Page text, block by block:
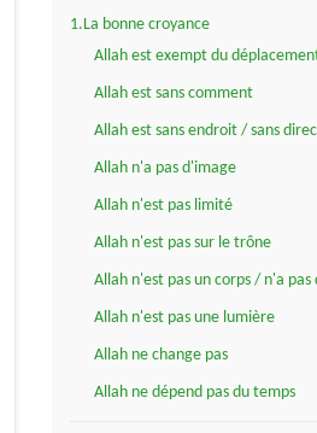
1.La bonne croyance
Allah est exempt du
Allah est sans comment
Allah est sans endroit / sans
Allah n'a pas d'image
Allah n'est pas limité
Allah n'est pas sur le trône
Allah n'est pas un corps / n'a pas
Allah n'est pas une lumière
Allah ne change pas
Allah ne dépend pas du temps